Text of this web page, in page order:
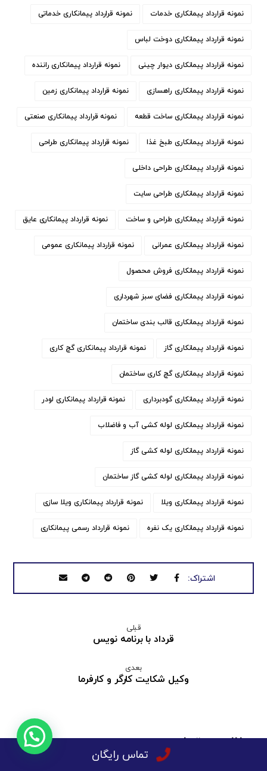
نمونه قرارداد پیمانکاری خدمات نمونه قرارداد پیمانکاری خدماتی
نمونه قرارداد پیمانکاری دوخت لباس
نمونه قرارداد پیمانکاری دیوار چینی نمونه قرارداد پیمانکاری راننده
نمونه قرارداد پیمانکاری راهسازی نمونه قرارداد پیمانکاری زمین
نمونه قرارداد پیمانکاری ساخت قطعه نمونه قرارداد پیمانکاری صنعتی
نمونه قرارداد پیمانکاری طبخ غذا نمونه قرارداد پیمانکاری طراحی
نمونه قرارداد پیمانکاری طراحی داخلی
نمونه قرارداد پیمانکاری طراحی سایت
نمونه قرارداد پیمانکاری طراحی و ساخت نمونه قرارداد پیمانکاری عایق
نمونه قرارداد پیمانکاری عمرانی نمونه قرارداد پیمانکاری عمومی
نمونه قرارداد پیمانکاری فروش محصول
نمونه قرارداد پیمانکاری فضای سبز شهرداری
نمونه قرارداد پیمانکاری قالب بندی ساختمان
نمونه قرارداد پیمانکاری گاز نمونه قرارداد پیمانکاری گچ کاری
نمونه قرارداد پیمانکاری گچ کاری ساختمان
نمونه قرارداد پیمانکاری گودبرداری نمونه قرارداد پیمانکاری لودر
نمونه قرارداد پیمانکاری لوله کشی آب و فاضلاب
نمونه قرارداد پیمانکاری لوله کشی گاز
نمونه قرارداد پیمانکاری لوله کشی گاز ساختمان
نمونه قرارداد پیمانکاری ویلا نمونه قرارداد پیمانکاری ویلا سازی
نمونه قرارداد پیمانکاری یک نفره نمونه قرارداد رسمی پیمانکاری
قبلی
قرداد با برنامه نویس
بعدی
وکیل شکایت کارگر و کارفرما
مطالب مرتبط ...
تماس رایگان